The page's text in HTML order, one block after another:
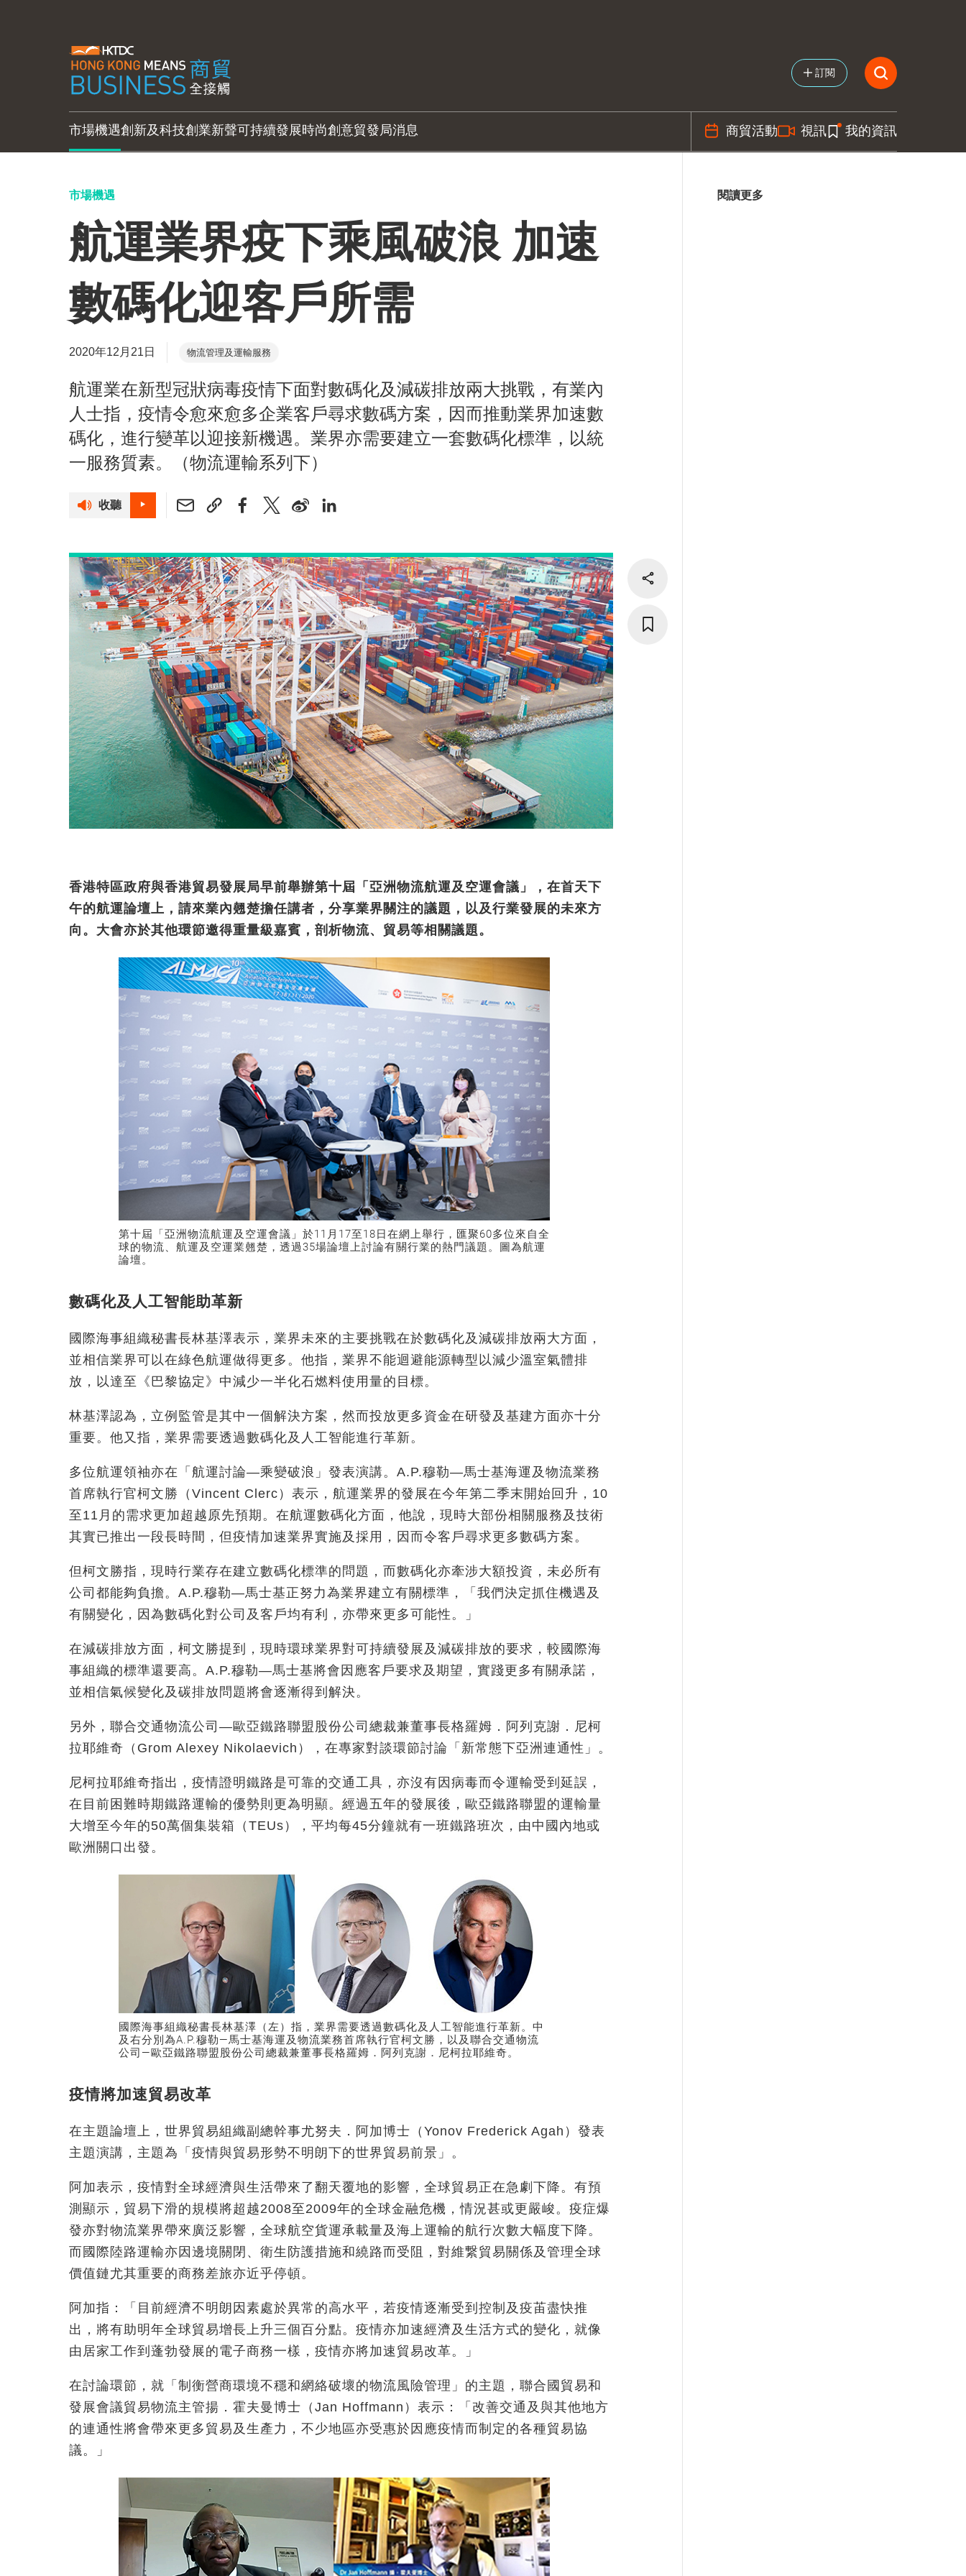
訂閱
市場機遇創新及科技創業新聲可持續發展時尚創意貿發局消息 商貿活動 視訊 我的資訊
市場機遇
航運業界疫下乘風破浪 加速
數碼化迎客戶所需
2020年12月21日 物流管理及運輸服務
航運業在新型冠狀病毒疫情下面對數碼化及減碳排放兩大挑戰，有業內
人士指，疫情令愈來愈多企業客戶尋求數碼方案，因而推動業界加速數
碼化，進行變革以迎接新機遇。業界亦需要建立一套數碼化標準，以統
一服務質素。（物流運輸系列下）
收聽
香港特區政府與香港貿易發展局早前舉辦第十屆「亞洲物流航運及空運會議」，在首天下
午的航運論壇上，請來業內翹楚擔任講者，分享業界關注的議題，以及行業發展的未來方
向。大會亦於其他環節邀得重量級嘉賓，剖析物流、貿易等相關議題。
第十屆「亞洲物流航運及空運會議」於11月17至18日在網上舉行，匯聚60多位來自全
球的物流、航運及空運業翹楚，透過35場論壇上討論有關行業的熱門議題。圖為航運
論壇。
數碼化及人工智能助革新
國際海事組織秘書長林基澤表示，業界未來的主要挑戰在於數碼化及減碳排放兩大方面，
並相信業界可以在綠色航運做得更多。他指，業界不能迴避能源轉型以減少溫室氣體排
放，以達至《巴黎協定》中減少一半化石燃料使用量的目標。
林基澤認為，立例監管是其中一個解決方案，然而投放更多資金在研發及基建方面亦十分
重要。他又指，業界需要透過數碼化及人工智能進行革新。
多位航運領袖亦在「航運討論—乘變破浪」發表演講。A.P.穆勒—馬士基海運及物流業務
首席執行官柯文勝（Vincent Clerc）表示，航運業界的發展在今年第二季末開始回升，10
至11月的需求更加超越原先預期。在航運數碼化方面，他說，現時大部份相關服務及技術
其實已推出一段長時間，但疫情加速業界實施及採用，因而令客戶尋求更多數碼方案。
但柯文勝指，現時行業存在建立數碼化標準的問題，而數碼化亦牽涉大額投資，未必所有
公司都能夠負擔。A.P.穆勒—馬士基正努力為業界建立有關標準，「我們決定抓住機遇及
有關變化，因為數碼化對公司及客戶均有利，亦帶來更多可能性。」
在減碳排放方面，柯文勝提到，現時環球業界對可持續發展及減碳排放的要求，較國際海
事組織的標準還要高。A.P.穆勒—馬士基將會因應客戶要求及期望，實踐更多有關承諾，
並相信氣候變化及碳排放問題將會逐漸得到解決。
另外，聯合交通物流公司—歐亞鐵路聯盟股份公司總裁兼董事長格羅姆．阿列克謝．尼柯
拉耶維奇（Grom Alexey Nikolaevich），在專家對談環節討論「新常態下亞洲連通性」。
尼柯拉耶維奇指出，疫情證明鐵路是可靠的交通工具，亦沒有因病毒而令運輸受到延誤，
在目前困難時期鐵路運輸的優勢則更為明顯。經過五年的發展後，歐亞鐵路聯盟的運輸量
大增至今年的50萬個集裝箱（TEUs），平均每45分鐘就有一班鐵路班次，由中國內地或
歐洲關口出發。
國際海事組織秘書長林基澤（左）指，業界需要透過數碼化及人工智能進行革新。中
及右分別為A.P.穆勒—馬士基海運及物流業務首席執行官柯文勝，以及聯合交通物流
公司—歐亞鐵路聯盟股份公司總裁兼董事長格羅姆．阿列克謝．尼柯拉耶維奇。
疫情將加速貿易改革
在主題論壇上，世界貿易組織副總幹事尤努夫．阿加博士（Yonov Frederick Agah）發表
主題演講，主題為「疫情與貿易形勢不明朗下的世界貿易前景」。
阿加表示，疫情對全球經濟與生活帶來了翻天覆地的影響，全球貿易正在急劇下降。有預
測顯示，貿易下滑的規模將超越2008至2009年的全球金融危機，情況甚或更嚴峻。疫症爆
發亦對物流業界帶來廣泛影響，全球航空貨運承載量及海上運輸的航行次數大幅度下降。
而國際陸路運輸亦因邊境關閉、衛生防護措施和繞路而受阻，對維繋貿易關係及管理全球
價值鏈尤其重要的商務差旅亦近乎停頓。
阿加指：「目前經濟不明朗因素處於異常的高水平，若疫情逐漸受到控制及疫苖盡快推
出，將有助明年全球貿易增長上升三個百分點。疫情亦加速經濟及生活方式的變化，就像
由居家工作到蓬勃發展的電子商務一樣，疫情亦將加速貿易改革。」
在討論環節，就「制衡營商環境不穩和網絡破壞的物流風險管理」的主題，聯合國貿易和
發展會議貿易物流主管揚．霍夫曼博士（Jan Hoffmann）表示：「改善交通及與其他地方
的連通性將會帶來更多貿易及生產力，不少地區亦受惠於因應疫情而制定的各種貿易協
議。」
閱讀更多